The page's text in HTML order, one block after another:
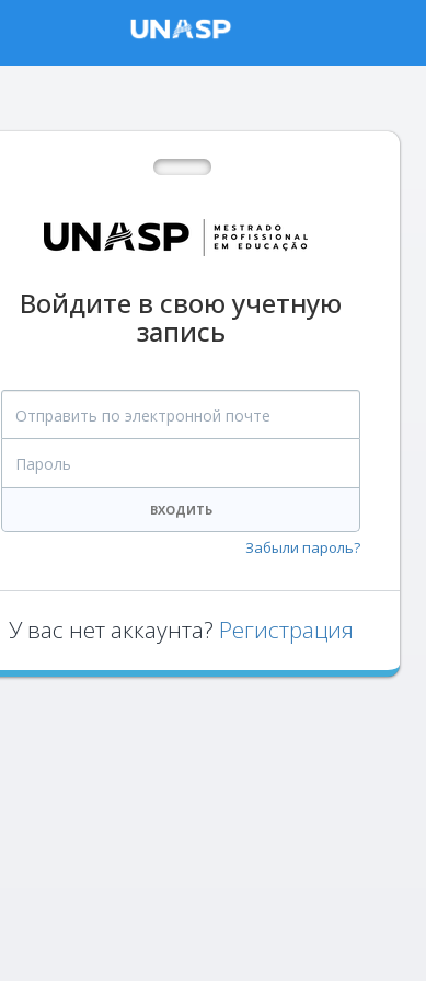
Войдите в свою учетную
запись
Отправить по электронной почте
ВХОДИТЬ
Забыли пароль?
У вас нет аккаунта? Регистрация